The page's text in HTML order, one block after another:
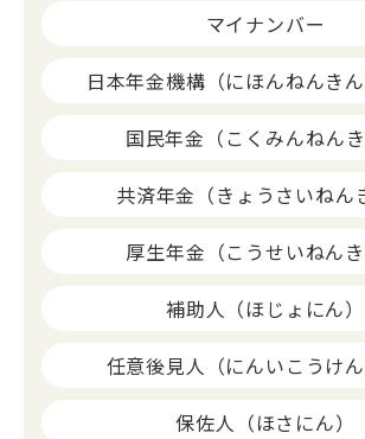
マイナンバー
日本年金機構（にほんねんきん
国民年金（こくみんねんき
共済年金（きょうさいねん
厚生年金（こうせいねんき
補助人（ほじょにん）
任意後見人（にんいこうけん
保佐人（ほさにん）